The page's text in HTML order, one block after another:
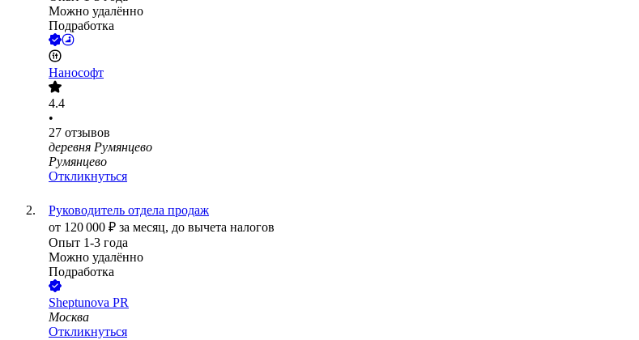
Можно удалённо
Подработка
Нанософт
4.4
•
27 отзывов
деревня Румянцево
Румянцево
Откликнуться
Руководитель отдела продаж
от 120 000 ₽ за месяц, до вычета налогов
Опыт 1-3 года
Можно удалённо
Подработка
Sheptunova PR
Москва
Откликнуться